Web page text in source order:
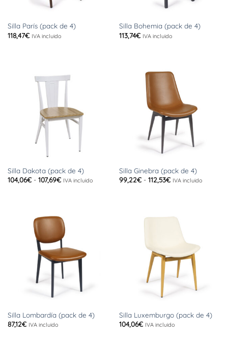
Silla París (pack de 4)
118,47€ IVA incluido
Silla Bohemia (pack de 4)
113,74€ IVA incluido
Silla Dakota (pack de 4)
104,06€ - 107,69€Rango
107,69€
IVA incluido
Silla Ginebra (pack de 4)
99,22€ - 112,53€Rango
112,53€
IVA incluido
Silla Lombardía (pack de 4)
87,12€ IVA incluido
Silla Luxemburgo (pack de 4)
104,06€ IVA incluido